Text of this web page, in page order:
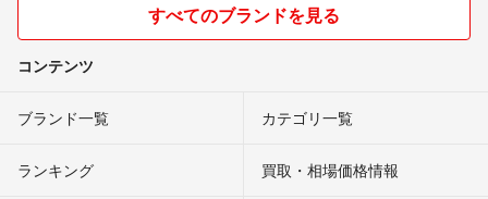
すべてのブランドを見る
コンテンツ
ブランド一覧 カテゴリ一覧
ランキング 買取・相場価格情報